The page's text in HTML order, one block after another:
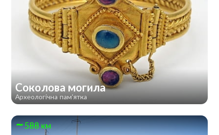
Соколова могила
Археологічна пам'ятка
588 км